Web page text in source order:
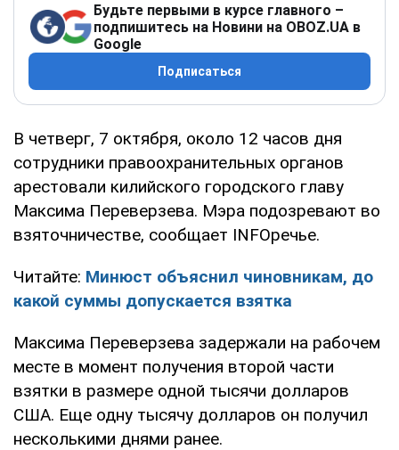
Будьте первыми в курсе главного –
подпишитесь на Новини на OBOZ.UA в
Google
Подписаться
В четверг, 7 октября, около 12 часов дня
сотрудники правоохранительных органов
арестовали килийского городского главу
Максима Переверзева. Мэра подозревают во
взяточничестве, сообщает INFOречье.
Читайте: Минюст объяснил чиновникам, до
какой суммы допускается взятка
Максима Переверзева задержали на рабочем
месте в момент получения второй части
взятки в размере одной тысячи долларов
США. Еще одну тысячу долларов он получил
несколькими днями ранее.